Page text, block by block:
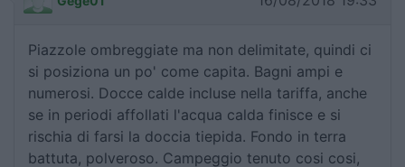
Piazzole ombreggiate ma non delimitate, quindi ci
si posiziona un po' come capita. Bagni ampi e
numerosi. Docce calde incluse nella tariffa, anche
se in periodi affollati l'acqua calda finisce e si
rischia di farsi la doccia tiepida. Fondo in terra
battuta, polveroso. Campeggio tenuto cosi cosi,